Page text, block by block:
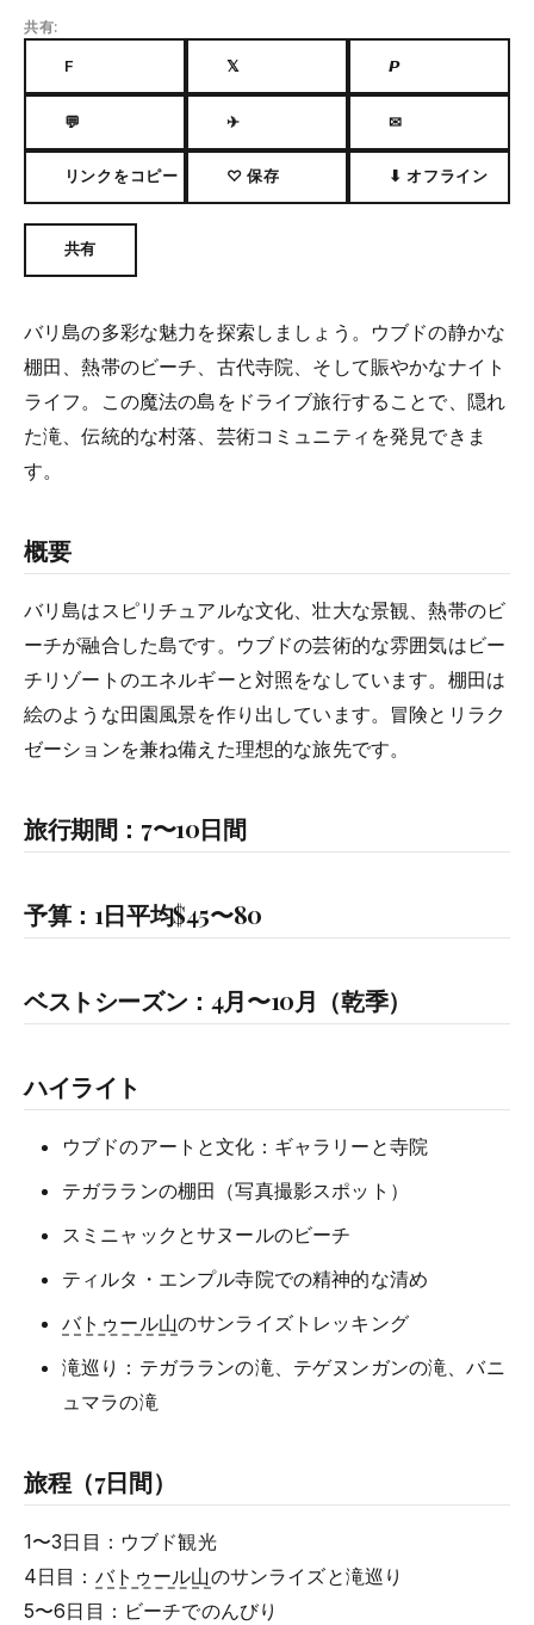
共有:
F 𝕏 𝙋
💬 ✈ ✉
リンクをコピー ♡ 保存 ⬇ オフライン
共有
バリ島の多彩な魅力を探索しましょう。ウブドの静かな
棚田、熱帯のビーチ、古代寺院、そして賑やかなナイト
ライフ。この魔法の島をドライブ旅行することで、隠れ
た滝、伝統的な村落、芸術コミュニティを発見できま
す。
概要
バリ島はスピリチュアルな文化、壮大な景観、熱帯のビ
ーチが融合した島です。ウブドの芸術的な雰囲気はビー
チリゾートのエネルギーと対照をなしています。棚田は
絵のような田園風景を作り出しています。冒険とリラク
ゼーションを兼ね備えた理想的な旅先です。
旅行期間：7〜10日間
予算：1日平均$45〜80
ベストシーズン：4月〜10月（乾季）
ハイライト
ウブドのアートと文化：ギャラリーと寺院
テガラランの棚田（写真撮影スポット）
スミニャックとサヌールのビーチ
ティルタ・エンプル寺院での精神的な清め
バトゥール山のサンライズトレッキング
滝巡り：テガラランの滝、テゲヌンガンの滝、バニ
ュマラの滝
旅程（7日間）
1〜3日目：ウブド観光
4日目： バトゥール山のサンライズと滝巡り
5〜6日目：ビーチでのんびり